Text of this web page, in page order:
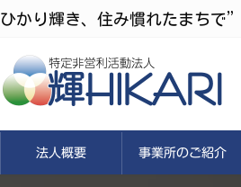
ひかり輝き、住み慣れたまち
法人概要 事業所のご紹介